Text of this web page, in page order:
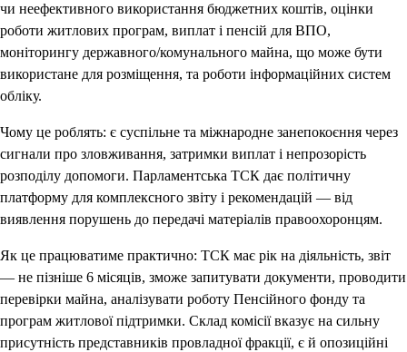
чи неефективного використання бюджетних коштів, оцінки
роботи житлових програм, виплат і пенсій для ВПО,
моніторингу державного/комунального майна, що може бути
використане для розміщення, та роботи інформаційних систем
обліку.
Чому це роблять: є суспільне та міжнародне занепокоєння через
сигнали про зловживання, затримки виплат і непрозорість
розподілу допомоги. Парламентська ТСК дає політичну
платформу для комплексного звіту і рекомендацій — від
виявлення порушень до передачі матеріалів правоохоронцям.
Як це працюватиме практично: ТСК має рік на діяльність, звіт
— не пізніше 6 місяців, зможе запитувати документи, проводити
перевірки майна, аналізувати роботу Пенсійного фонду та
програм житлової підтримки. Склад комісії вказує на сильну
присутність представників провладної фракції, є й опозиційні